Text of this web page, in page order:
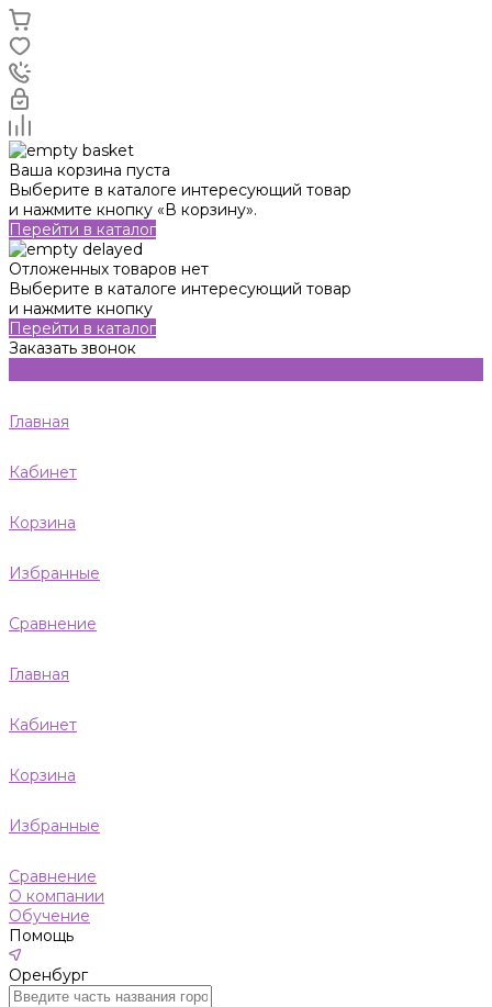
Ваша корзина пуста
Выберите в каталоге интересующий товар
и нажмите кнопку «В корзину».
Перейти в каталог
Отложенных товаров нет
Выберите в каталоге интересующий товар
и нажмите кнопку
Перейти в каталог
Заказать звонок
Главная
Кабинет
Корзина
Избранные
Сравнение
Главная
Кабинет
Корзина
Избранные
Сравнение
О компании
Обучение
Помощь
Оренбург